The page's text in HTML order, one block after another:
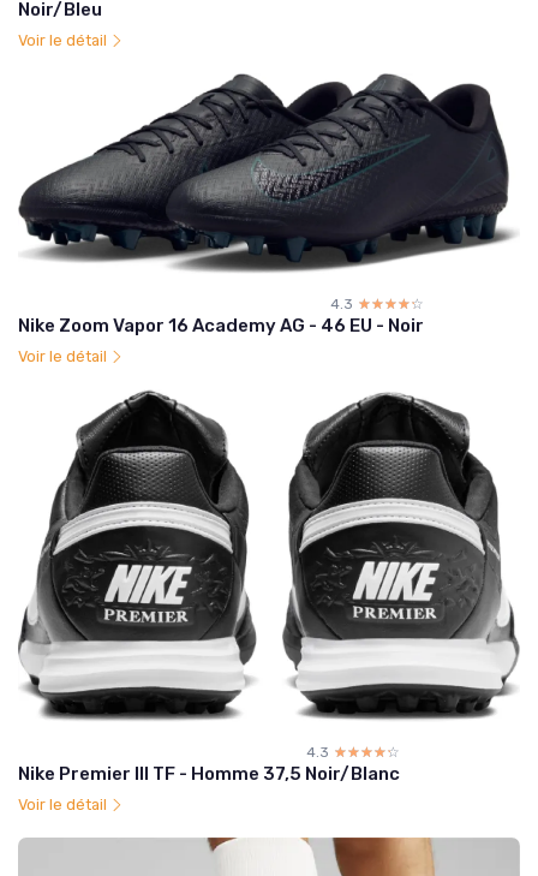
Noir/Bleu
Voir le détail
4.3 ☆☆☆☆☆
★★★★★
Nike Zoom Vapor 16 Academy AG - 46 EU - Noir
Voir le détail
4.3 ☆☆☆☆☆
★★★★★
Nike Premier III TF - Homme 37,5 Noir/Blanc
Voir le détail